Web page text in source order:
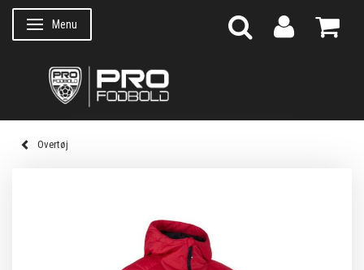
Skifte navigation
Menu
Overtøj